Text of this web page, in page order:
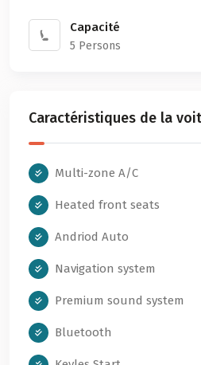
Capacité
5 Persons
Caractéristiques de la
Multi-zone A/C
Heated front seats
Andriod Auto
Navigation system
Premium sound system
Bluetooth